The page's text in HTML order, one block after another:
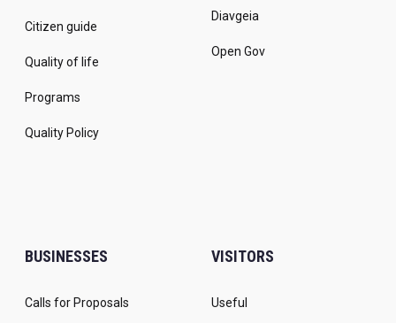
Citizen guide
Quality of life
Programs
Quality Policy
Diavgeia
Open Gov
BUSINESSES
Calls for Proposals
VISITORS
Useful